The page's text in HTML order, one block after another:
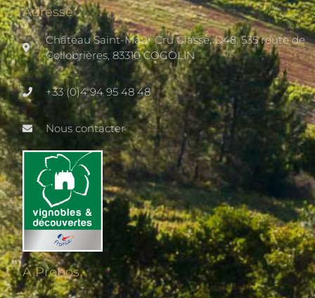
Adresse
Château Saint-Maur Cru Classé, D48, 535 route de
Collobrières, 83310 COGOLIN
+33 (0)4 94 95 48 48
Nous contacter
A Propos